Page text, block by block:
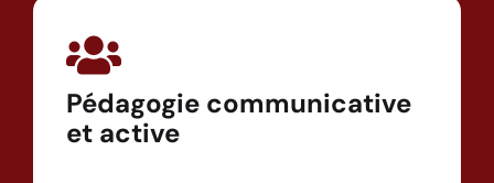
Pédagogie communicative
et active